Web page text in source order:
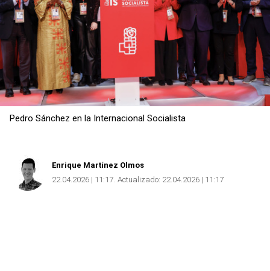
Pedro Sánchez en la Internacional Socialista
Enrique Martínez Olmos
22.04.2026 | 11:17 Actualizado: 22.04.2026 | 11:17